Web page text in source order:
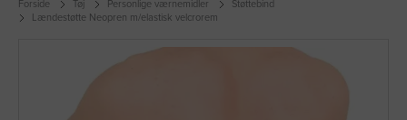
Forside Tøj Personlige værnemidler
Støttebind
Lændestøtte Neopren m/elastisk velcrorem